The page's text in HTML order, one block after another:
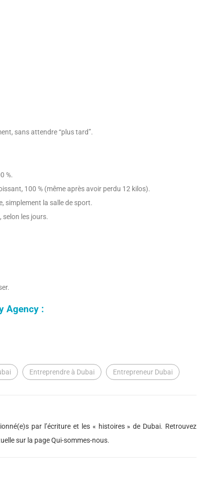
sans attendre “plus tard”.
%.
100 % (même après avoir perdu 12 kilos).
simplement la salle de sport.
selon les jours.
Agency :
Entreprendre à Dubai Entrepreneur Dubai
par l’écriture et les « histoires » de Dubai. Retrouvez
sur la page Qui-sommes-nous.